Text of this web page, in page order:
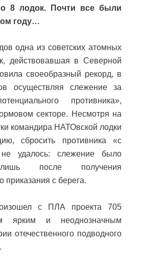
8 лодок. Почти все были
году…
одна из советских атомных
действовавшая в Северной
своеобразный рекорд, в
осуществляя слежение за
противника»,
секторе. Несмотря на
командира НАТОвской лодки
сбросить противника «с
удалось: слежение было
после получения
приказания с берега.
с ПЛА проекта 705
ярким и неоднозначным
отечественного подводного